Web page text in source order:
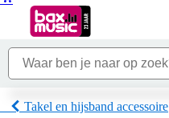
Takel en hijsband accessoire